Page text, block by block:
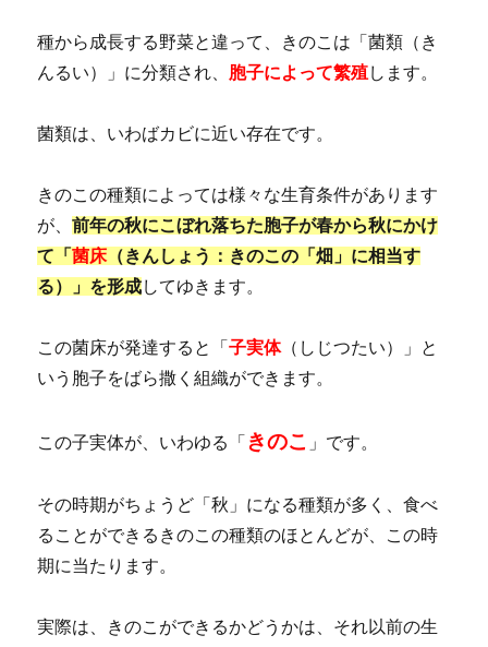
種から成長する野菜と違って、きのこは「菌類（き
んるい）」に分類され、 胞子によって繁殖します。
菌類は、いわばカビに近い存在です。
きのこの種類によっては様々な生育条件があります
が、前年の秋にこぼれ落ちた胞子が春から秋にかけ
て「菌床（きんしょう：きのこの「畑」に相当す
る）」を形成してゆきます。
この菌床が発達すると「子実体（しじつたい）」と
いう胞子をばら撒く組織ができます。
この子実体が、いわゆる「 きのこ 」です。
その時期がちょうど「秋」になる種類が多く、食べ
ることができるきのこの種類のほとんどが、この時
期に当たります。
実際は、きのこができるかどうかは、それ以前の生